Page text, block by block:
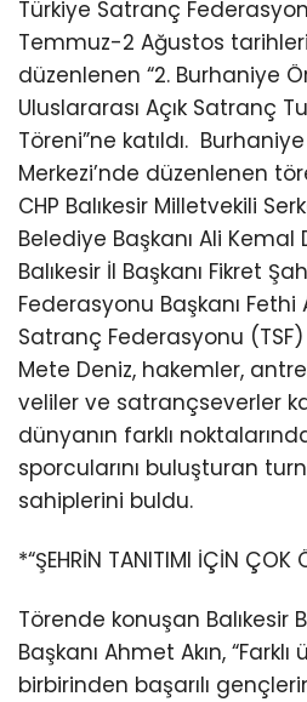
Türkiye Satranç
Temmuz-2 Ağustos
düzenlenen “2. Burhaniye
Uluslararası Açık Satranç
Töreni”ne katıldı.
Merkezi’nde düzenlenen
CHP Balıkesir Milletvekili
Belediye Başkanı Ali Kemal
Balıkesir İl Başkanı Fikret
Federasyonu Başkanı Fethi
Satranç Federasyonu (TSF)
Mete Deniz, hakemler,
veliler ve satrançseverler
dünyanın farklı
sporcularını buluşturan
sahiplerini buldu.
*“ŞEHRİN TANITIMI İÇİN ÇOK
Törende konuşan Balıkesir
Başkanı Ahmet Akın,
birbirinden başarılı